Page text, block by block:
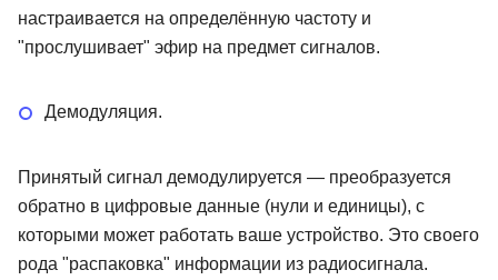
настраивается на определённую частоту и
"прослушивает" эфир на предмет сигналов.
Демодуляция.
Принятый сигнал демодулируется — преобразуется
обратно в цифровые данные (нули и единицы), с
которыми может работать ваше устройство. Это своего
рода "распаковка" информации из радиосигнала.